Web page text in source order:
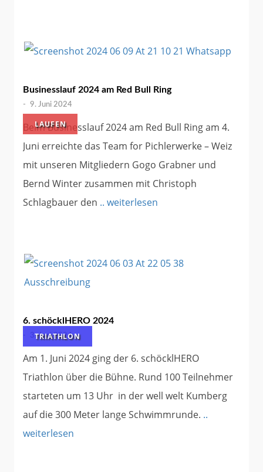
LAUFEN
Businesslauf 2024 am Red Bull Ring
- 9. Juni 2024
Beim Businesslauf 2024 am Red Bull Ring am 4.
Juni erreichte das Team for Pichlerwerke – Weiz
mit unseren Mitgliedern Gogo Grabner und
Bernd Winter zusammen mit Christoph
Schlagbauer den .. weiterlesen
TRIATHLON
6. schöcklHERO 2024
3. Juni 2024
Am 1. Juni 2024 ging der 6. schöcklHERO
Triathlon über die Bühne. Rund 100 Teilnehmer
starteten um 13 Uhr in der well welt Kumberg
auf die 300 Meter lange Schwimmrunde. ..
weiterlesen